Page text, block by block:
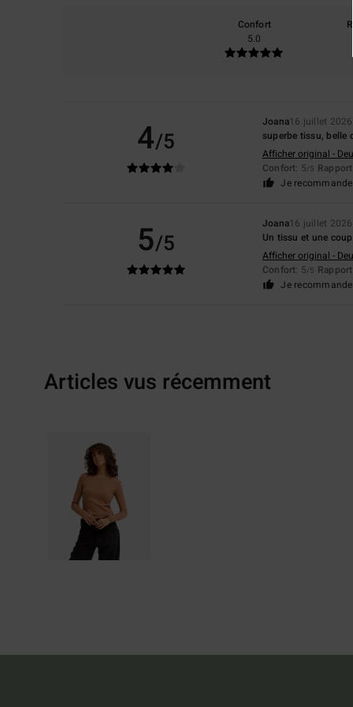
Confort
5.0
4/5
Joana16 juillet 2026
superbe tissu, belle
Afficher original -
Confort: 5/5
Je
5/5
Joana16 juillet 2026
Un tissu et une
Afficher original -
Confort: 5/5
Je
Articles vus récemment